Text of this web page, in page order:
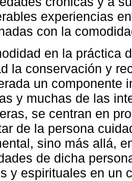
experiencias
con la
en la práctica
la conservación y
un componente
y muchas de las
se centran en
de la persona
sino más allá,
de dicha
y espirituales en un